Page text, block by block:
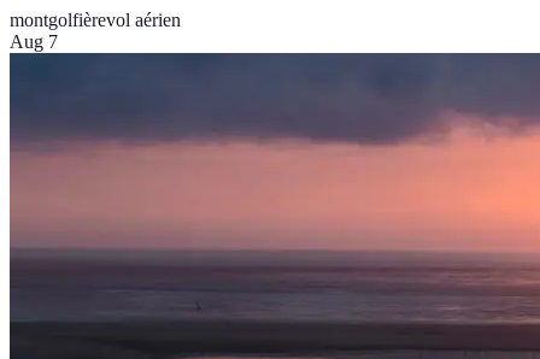
montgolfièrevol aérien
Aug 7